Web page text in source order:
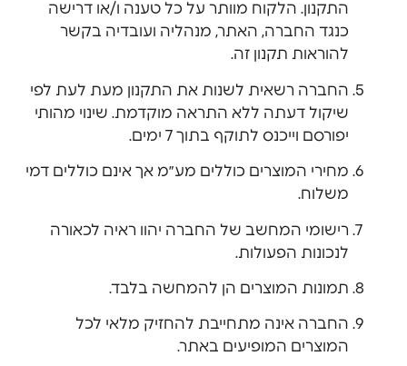
התקנון. הלקוח מוותר על כל טענה ו/או דרישה
כנגד החברה, האתר, מנהליה ועובדיה בקשר
להוראות תקנון זה.
החברה רשאית לשנות את התקנון מעת לעת לפי
שיקול דעתה ללא התראה מוקדמת. שינוי מהותי
יפורסם וייכנס לתוקף בתוך 7 ימים.
מחירי המוצרים כוללים מע״מ אך אינם כוללים דמי
משלוח.
רישומי המחשב של החברה יהוו ראיה לכאורה
לנכונות הפעולות.
תמונות המוצרים הן להמחשה בלבד.
החברה אינה מתחייבת להחזיק מלאי לכל
המוצרים המופיעים באתר.